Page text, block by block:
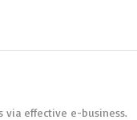
effective e-business.